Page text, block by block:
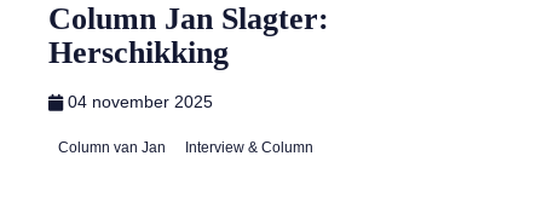
Column Jan Slagter:
Herschikking
04 november 2025
Column van Jan Interview & Column